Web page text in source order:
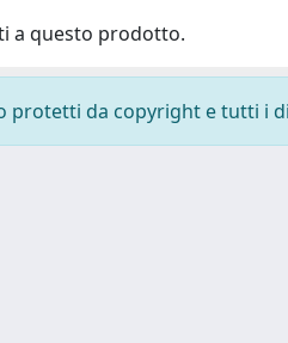
a questo prodotto.
protetti da copyright e tutti i